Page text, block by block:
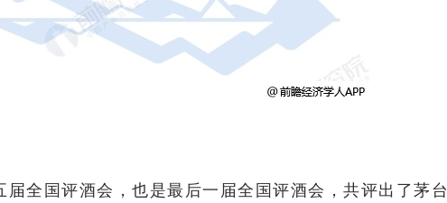
全国评酒会，也是最后一届全国评酒会，共评出了茅台